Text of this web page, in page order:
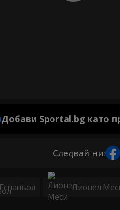
Добави Sportal.bg като
Следвай ни:
Еспаньол Лионел